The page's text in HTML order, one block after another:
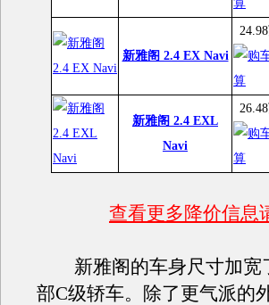
新雅阁 2.4 EX Navi
新雅阁 2.4 EXL
Navi
查看更多降价信息
新雅阁的车身尺寸加宽
部C级轿车。除了更气派的